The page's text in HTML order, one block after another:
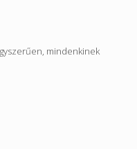
mindenkinek